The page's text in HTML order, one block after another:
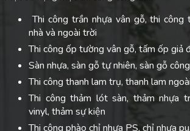
Thi công trần nhựa vân gỗ, thi công
nhà và ngoài trời
Thi công ốp tường vân gỗ, tấm ốp giả
Sàn nhựa, sàn gỗ tự nhiên, sàn gỗ
Thi công thanh lam trụ, thanh lam
Thi công thảm lót sàn, thảm nhựa
vinyl, thảm sự kiện
Thi công phào chỉ nhựa PS, chỉ nhựa